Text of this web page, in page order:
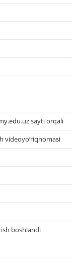
sayti orqali
videoyo’riqnomasi
boshlandi